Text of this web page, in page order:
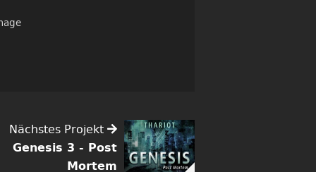
Nächstes Projekt
Genesis 3 - Post
Mortem